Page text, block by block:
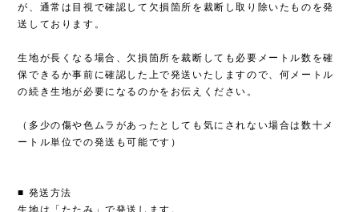
が、通常は目視で確認して欠損箇所を裁断し取り除いたものを発
送しております。
生地が長くなる場合、欠損箇所を裁断しても必要メートル数を確
保できるか事前に確認した上で発送いたしますので、何メートル
の続き生地が必要になるのかをお伝えください。
（多少の傷や色ムラがあったとしても気にされない場合は数十メ
ートル単位での発送も可能です）
■ 発送方法
生地は「たたみ」で発送します。